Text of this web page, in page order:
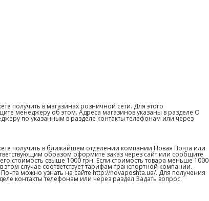
получить в магазинах розничной сети. Для этого
менеджеру об этом. Адреса магазинов указаны в разделе О
по указанным в разделе контакты телефонам или через
получить в ближайшем отделении компании Новая Почта или
образом оформите заказ через сайт или сообщите
стоимость свыше 1000 грн. Если стоимость товара меньше 1000
этом случае соответствует тарифам транспортной компании.
можно узнать на сайте http://novaposhta.ua/. Для получения
контакты телефонам или через раздел Задать вопрос.